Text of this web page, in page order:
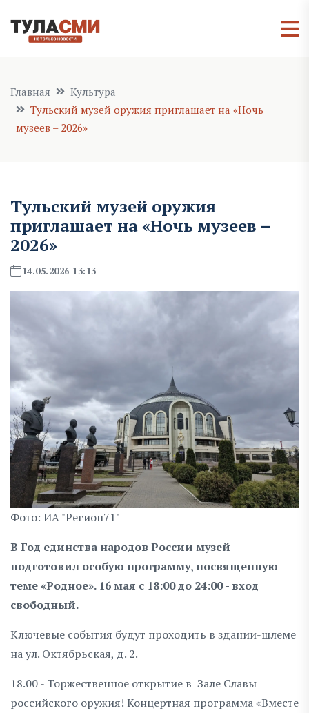
Главная
Культура
Тульский музей оружия приглашает на «Ночь
музеев – 2026»
Тульский музей оружия
приглашает на «Ночь музеев –
2026»
14.05.2026 13:13
Фото: ИА "Регион71"
В Год единства народов России музей
подготовил особую программу, посвященную
теме «Родное». 16 мая с 18:00 до 24:00 - вход
свободный.
Ключевые события будут проходить в здании-шлеме
на ул. Октябрьская, д. 2.
18.00 - Торжественное открытие в Зале Славы
российского оружия! Концертная программа «Вместе